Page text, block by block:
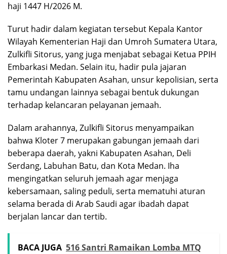
haji 1447 H/2026 M.
Turut hadir dalam kegiatan tersebut Kepala Kantor
Wilayah Kementerian Haji dan Umroh Sumatera Utara,
Zulkifli Sitorus, yang juga menjabat sebagai Ketua PPIH
Embarkasi Medan. Selain itu, hadir pula jajaran
Pemerintah Kabupaten Asahan, unsur kepolisian, serta
tamu undangan lainnya sebagai bentuk dukungan
terhadap kelancaran pelayanan jemaah.
Dalam arahannya, Zulkifli Sitorus menyampaikan
bahwa Kloter 7 merupakan gabungan jemaah dari
beberapa daerah, yakni Kabupaten Asahan, Deli
Serdang, Labuhan Batu, dan Kota Medan. Iha
mengingatkan seluruh jemaah agar menjaga
kebersamaan, saling peduli, serta mematuhi aturan
selama berada di Arab Saudi agar ibadah dapat
berjalan lancar dan tertib.
BACA JUGA 516 Santri Ramaikan Lomba MTQ